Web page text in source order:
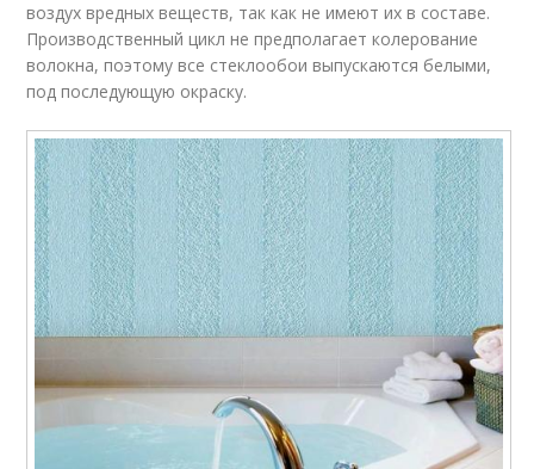
воздух вредных веществ, так как не имеют их в составе.
Производственный цикл не предполагает колерование
волокна, поэтому все стеклообои выпускаются белыми,
под последующую окраску.